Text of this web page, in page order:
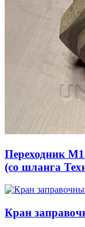
Переходник
(со шланга
Кран